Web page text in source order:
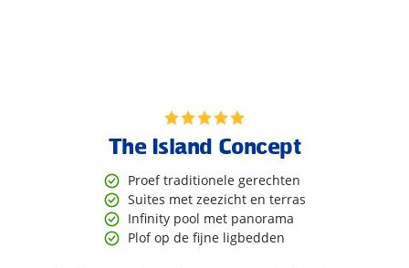
The Island Concept
Proef traditionele gerechten
Suites met zeezicht en terras
Infinity pool met panorama
Plof op de fijne ligbedden